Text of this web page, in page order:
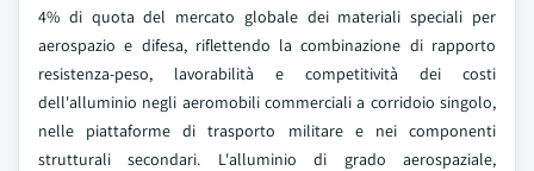
4% di quota del mercato globale dei materiali speciali per
aerospazio e difesa, riflettendo la combinazione di rapporto
resistenza-peso, lavorabilità e competitività dei costi
dell'alluminio negli aeromobili commerciali a corridoio singolo,
nelle piattaforme di trasporto militare e nei componenti
strutturali secondari. L'alluminio di grado aerospaziale,